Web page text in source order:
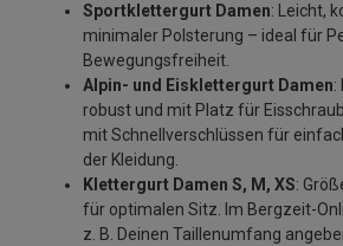
Sportklettergurt Damen: Leicht,
minimaler Polsterung – ideal für
Bewegungsfreiheit.
Alpin- und Eisklettergurt Damen:
robust und mit Platz für
mit Schnellverschlüssen für
der Kleidung.
Klettergurt Damen S, M, XS:
für optimalen Sitz. Im Bergzeit-
z. B. Deinen Taillenumfang